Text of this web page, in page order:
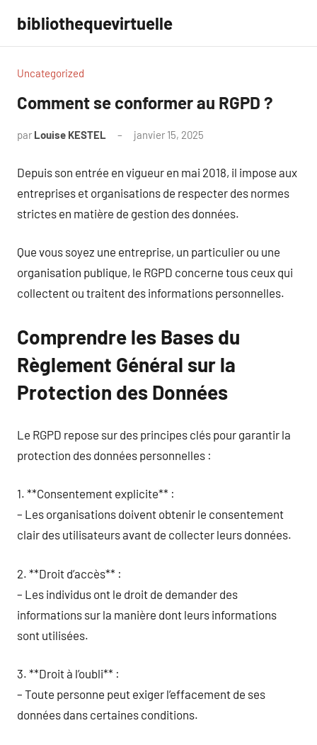
contenu
bibliothequevirtuelle
Uncategorized
Comment se conformer au RGPD ?
par Louise KESTEL janvier 15, 2025
Depuis son entrée en vigueur en mai 2018, il impose aux
entreprises et organisations de respecter des normes
strictes en matière de gestion des données.
Que vous soyez une entreprise, un particulier ou une
organisation publique, le RGPD concerne tous ceux qui
collectent ou traitent des informations personnelles.
Comprendre les Bases du
Règlement Général sur la
Protection des Données
Le RGPD repose sur des principes clés pour garantir la
protection des données personnelles :
1. **Consentement explicite** :
– Les organisations doivent obtenir le consentement
clair des utilisateurs avant de collecter leurs données.
2. **Droit d’accès** :
– Les individus ont le droit de demander des
informations sur la manière dont leurs informations
sont utilisées.
3. **Droit à l’oubli** :
– Toute personne peut exiger l’effacement de ses
données dans certaines conditions.